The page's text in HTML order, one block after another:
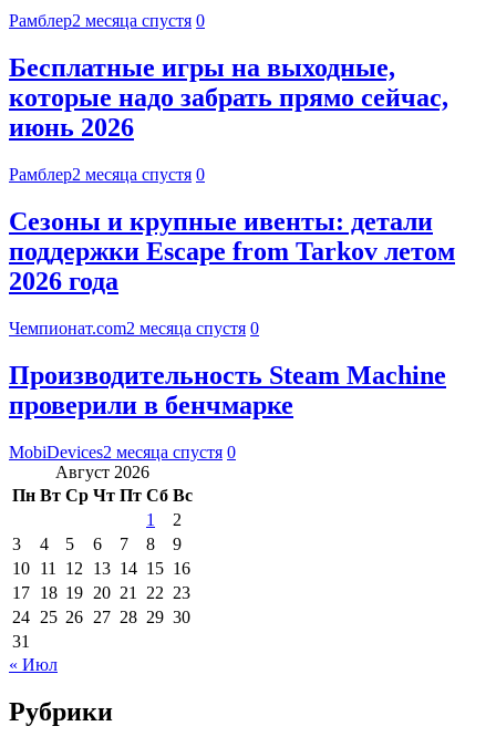
Рамблер2 месяца спустя 0
Бесплатные игры на выходные,
которые надо забрать прямо сейчас,
июнь 2026
Рамблер2 месяца спустя 0
Сезоны и крупные ивенты: детали
поддержки Escape from Tarkov летом
2026 года
Чемпионат.com2 месяца спустя 0
Производительность Steam Machine
проверили в бенчмарке
MobiDevices2 месяца спустя 0
Август 2026
Пн Вт Ср Чт Пт Сб Вс
1
2
3
4 5 6 7 8
9
10 11 12 13 14 15 16
17 18 19 20 21 22 23
24 25 26 27 28 29 30
31
« Июл
Рубрики